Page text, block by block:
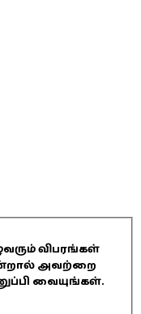
விபரங்கள்
அவற்றை
வையுங்கள்.